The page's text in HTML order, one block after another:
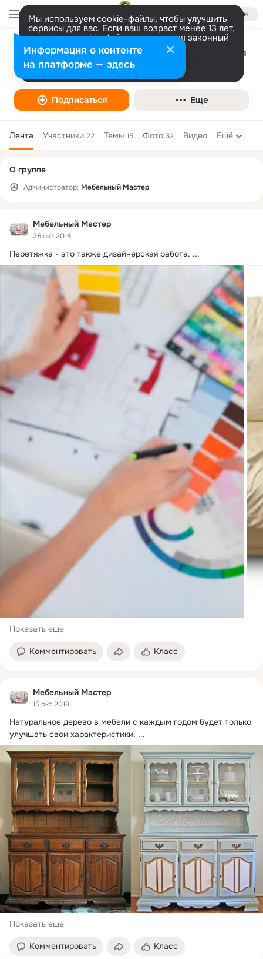
Войти
Мы используем cookie-файлы, чтобы улучшить
сервисы для вас. Если ваш возраст менее 13 лет,
настроить cookie-файлы должен ваш законный
представитель. Больше информации
Разрешить все Настроить
Перетяжка мебели, ремонт и реставрация
мебели
Подписаться Еще
Лента Участники 22 Темы 15 Фото 32 Видео Ещё
Мебельный Мастер
26 окт 2018
Перетяжка - это также дизайнерская работа. ...
Показать еще
Комментировать Класс
Мебельный Мастер
15 окт 2018
Натуральное дерево в мебели с каждым годом будет только
улучшать свои характеристики. ...
Показать еще
Комментировать Класс
колонка
О группе
Администратор: Мебельный Мастер
Информация о контенте
на платформе — здесь